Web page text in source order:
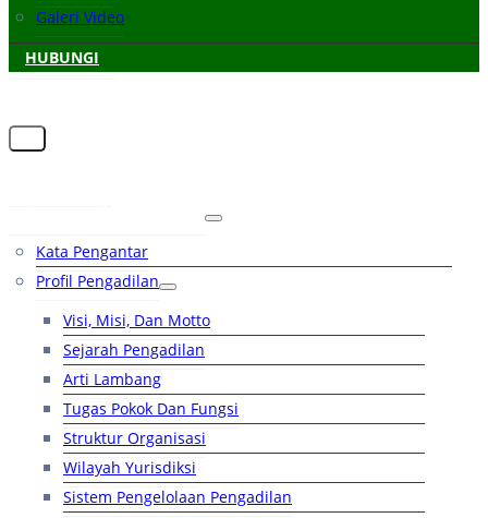
Galeri Video
HUBUNGI
Kata Pengantar
Profil Pengadilan
Visi, Misi, Dan Motto
Sejarah Pengadilan
Arti Lambang
Tugas Pokok Dan Fungsi
Struktur Organisasi
Wilayah Yurisdiksi
Sistem Pengelolaan Pengadilan